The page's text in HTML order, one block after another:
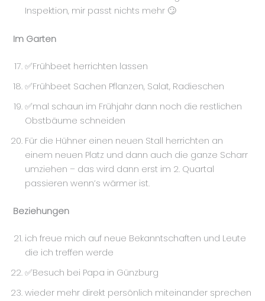
Inspektion, mir passt nichts mehr 🙄
Im Garten
✅Frühbeet herrichten lassen
✅Frühbeet Sachen Pflanzen, Salat, Radieschen
✅mal schaun im Frühjahr dann noch die restlichen
Obstbäume schneiden
Für die Hühner einen neuen Stall herrichten an
einem neuen Platz und dann auch die ganze Scharr
umziehen – das wird dann erst im 2. Quartal
passieren wenn’s wärmer ist.
Beziehungen
ich freue mich auf neue Bekanntschaften und Leute
die ich treffen werde
✅Besuch bei Papa in Günzburg
wieder mehr direkt persönlich miteinander sprechen